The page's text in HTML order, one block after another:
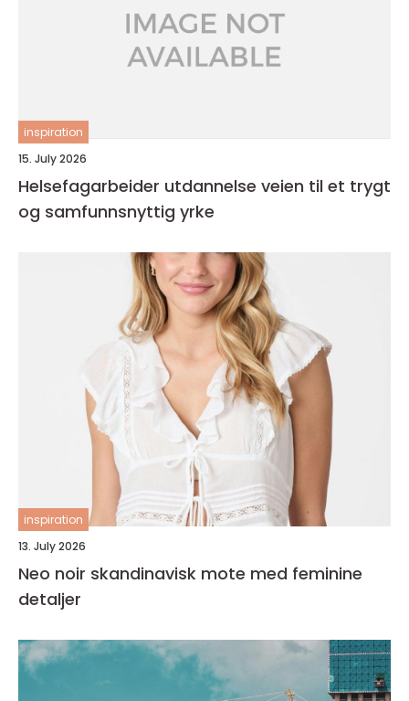
inspiration
15. July 2026
Helsefagarbeider utdannelse veien til et trygt
og samfunnsnyttig yrke
inspiration
13. July 2026
Neo noir skandinavisk mote med feminine
detaljer